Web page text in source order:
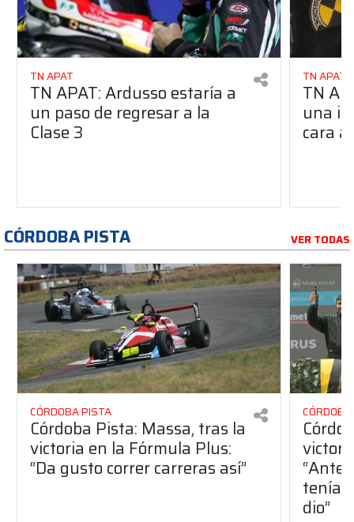
TN APAT
TN APAT: Ardusso estaría a
un paso de regresar a la
Clase 3
TN APAT
TN
una
cara
CÓRDOBA PISTA VER TODAS
CÓRDOBA PISTA
Córdoba Pista: Massa, tras la
victoria en la Fórmula Plus:
“Da gusto correr carreras así”
dio”